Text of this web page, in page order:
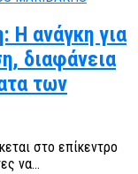
Η ανάγκη για
διαφάνεια
των
στο επίκεντρο
να...